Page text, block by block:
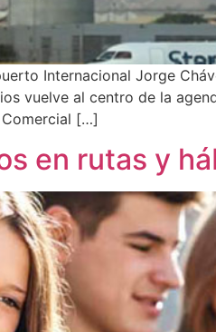
Internacional Jorge
vuelve al centro de la
[…]
en rutas y